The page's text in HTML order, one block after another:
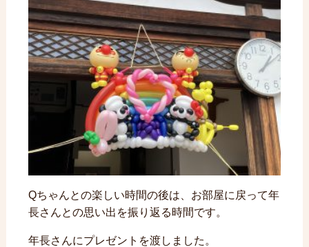
Qちゃんとの楽しい時間の後は、お部屋に戻って年
長さんとの思い出を振り返る時間です。
年長さんにプレゼントを渡しました。